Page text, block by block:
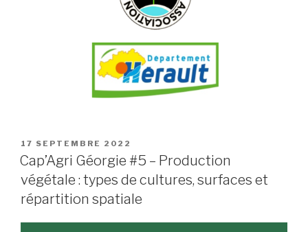
17 SEPTEMBRE 2022
Cap’Agri Géorgie #5 – Production
végétale : types de cultures, surfaces et
répartition spatiale